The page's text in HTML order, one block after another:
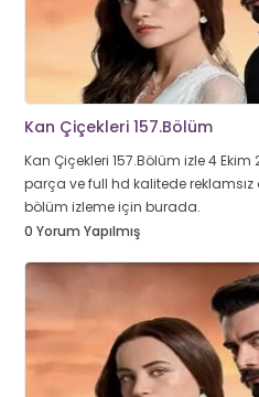
Kan Çiçekleri 157.Bölüm
Kan Çiçekleri 157.Bölüm izle 4
parça ve full hd kalitede reklamsız
bölüm izleme için burada.
0 Yorum Yapılmış